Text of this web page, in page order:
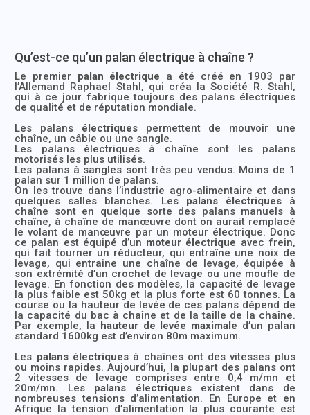
Qu’est-ce qu’un palan électrique à chaîne ?
Le premier palan électrique a été créé en 1903 par
l’Allemand Raphael Stahl, qui créa la Société R. Stahl,
qui à ce jour fabrique toujours des palans électriques
de qualité et de réputation mondiale.
Les palans électriquespermettent de mouvoir une
chaîne, un câble ou une sangle.
Les palans électriques à chaîne sont les palans
motorisés les plus utilisés.
Les palans à sangles sont très peu vendus. Moins de 1
palan sur 1 million de palans.
On les trouve dans l’industrie agro-alimentaire et dans
quelques salles blanches. Les palans électriquesà
chaîne sont en quelque sorte des palans manuels à
chaîne, à chaîne de manœuvre dont on aurait remplacé
le volant de manœuvre par un moteur électrique. Donc
ce palan est équipé d’un moteur électrique avec frein,
qui fait tourner un réducteur, qui entraîne une noix de
levage, qui entraine une chaîne de levage, équipée à
son extrémité d’un crochet de levage ou une moufle de
levage. En fonction des modèles, la capacité de levage
la plus faible est 50kg et la plus forte est 60 tonnes. La
course ou la hauteur de levée de ces palans dépend de
la capacité du bac à chaîne et de la taille de la chaîne.
Par exemple, la hauteur de levée maximale d’un palan
standard 1600kg est d’environ 80m maximum.
Les palans électriquesà chaînes ont des vitesses plus
ou moins rapides. Aujourd’hui, la plupart des palans ont
2 vitesses de levage comprises entre 0,4 m/mn et
20m/mn. Les palans électriquesexistent dans de
nombreuses tensions d’alimentation. En Europe et en
Afrique la tension d’alimentation la plus courante est